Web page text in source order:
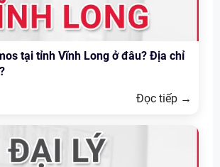
tại tỉnh Vĩnh Long ở đâu? Địa chỉ
Đọc tiếp →